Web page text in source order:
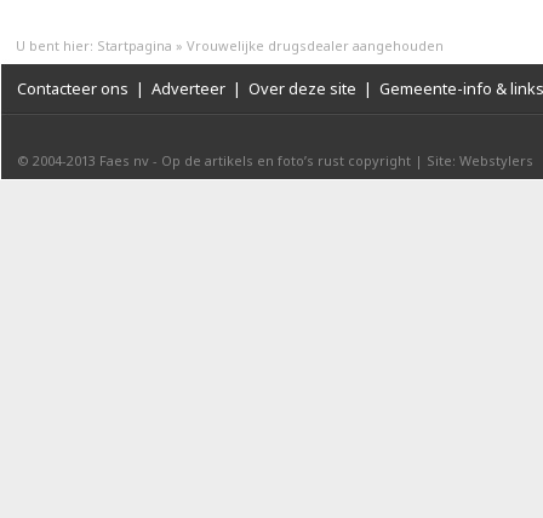
U bent hier: Startpagina » Vrouwelijke drugsdealer aangehouden
Contacteer ons | Adverteer | Over deze site | Gemeente-info & links
© 2004-2013 Faes nv - Op de artikels en foto’s rust copyright | Site: Webstylers